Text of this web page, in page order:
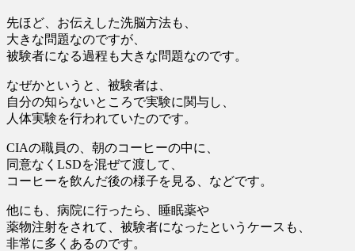
先ほど、お伝えした洗脳方法も、
大きな問題なのですが、
被験者になる過程も大きな問題なのです。
なぜかというと、被験者は、
自分の知らないところで実験に関与し、
人体実験を行われていたのです。
CIAの職員の、朝のコーヒーの中に、
同意なくLSDを混ぜて渡して、
コーヒーを飲んだ後の様子を見る、などです。
他にも、病院に行ったら、睡眠薬や
薬物注射をされて、被験者になったというケースも、
非常に多くあるのです。